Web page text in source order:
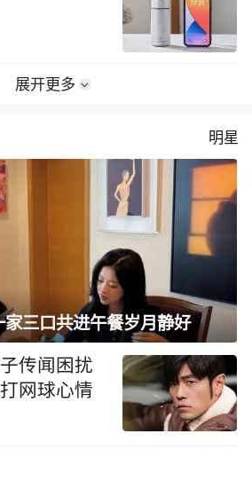
展开更多
明星
三口共进午餐岁月静好
传闻困扰
网球心情